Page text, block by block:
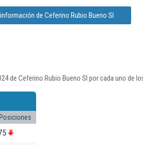
de Ceferino Rubio Bueno Sl
de Ceferino Rubio Bueno Sl por cada uno de